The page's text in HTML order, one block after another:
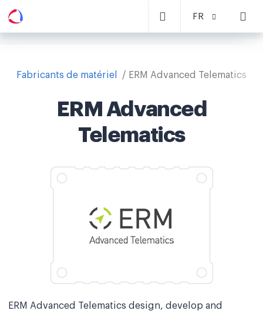
FR
Fabricants de matériel ERM Advanced Telematics
ERM Advanced
Telematics
ERM Advanced Telematics design, develop and